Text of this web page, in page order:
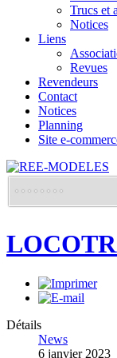
Trucs et
Notices
Liens
Revues
Revendeurs
Contact
Notices
Planning
Site e-
Détails
News
6 janvier 2023